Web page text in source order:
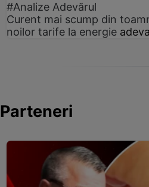
#Analize Adevărul
Curent mai scump din
noilor tarife la energie
Parteneri